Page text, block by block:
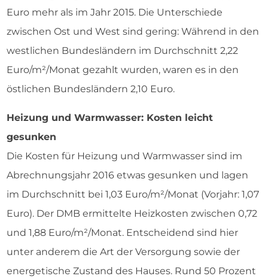
Euro mehr als im Jahr 2015. Die Unterschiede
zwischen Ost und West sind gering: Während in den
westlichen Bundesländern im Durchschnitt 2,22
Euro/m²/Monat gezahlt wurden, waren es in den
östlichen Bundesländern 2,10 Euro.
Heizung und Warmwasser: Kosten leicht
gesunken
Die Kosten für Heizung und Warmwasser sind im
Abrechnungsjahr 2016 etwas gesunken und lagen
im Durchschnitt bei 1,03 Euro/m²/Monat (Vorjahr: 1,07
Euro). Der DMB ermittelte Heizkosten zwischen 0,72
und 1,88 Euro/m²/Monat. Entscheidend sind hier
unter anderem die Art der Versorgung sowie der
energetische Zustand des Hauses. Rund 50 Prozent